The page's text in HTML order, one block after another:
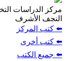
مركز الدراسات
النجف الأشرف
⬅️ كتب المركز
⬅️ كتب أخرى
⬅️ جميع الكتب